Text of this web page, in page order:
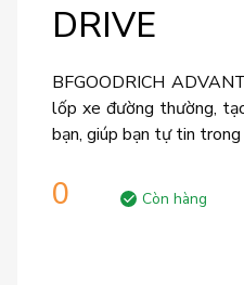
DRIVE
BFGOODRICH
lốp xe đường thường,
bạn, giúp bạn tự tin
0 Còn hàng